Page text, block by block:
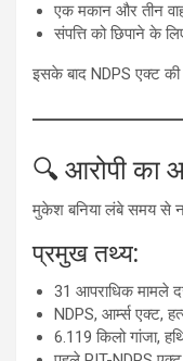
एक मकान और तीन
संपत्ति को छिपाने के
इसके बाद NDPS एक्ट की
🔍 आरोपी का
मुकेश बनिया लंबे समय से
प्रमुख तथ्य:
31 आपराधिक मामले
NDPS, आर्म्स एक्ट,
6.119 किलो गांजा,